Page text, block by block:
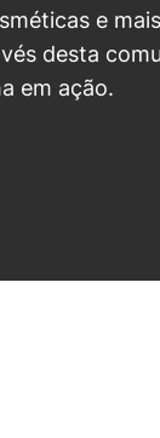
e
desta
em ação.